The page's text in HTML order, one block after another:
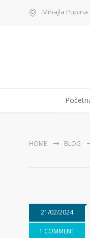
Mihajla Pupina
HOME BLOG
21/02/2024
1 COMMENT